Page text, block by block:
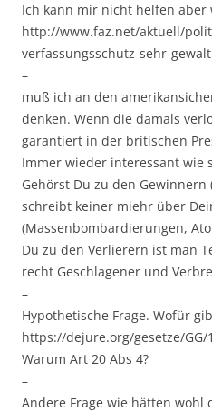
Ich kann mir nicht helfen aber
http://www.faz.net/aktuell/
verfassungsschutz-sehr-
–
muß ich an den
denken. Wenn die damals
garantiert in der britischen
Immer wieder interessant wie
Gehörst Du zu den Gewinnern
schreibt keiner miehr über
(Massenbombardierungen,
Du zu den Verlierern ist man
recht Geschlagener und
–
Hypothetische Frage. Wofür
https://dejure.org/gesetze/GG/
Warum Art 20 Abs 4?
–
Andere Frage wie hätten wohl